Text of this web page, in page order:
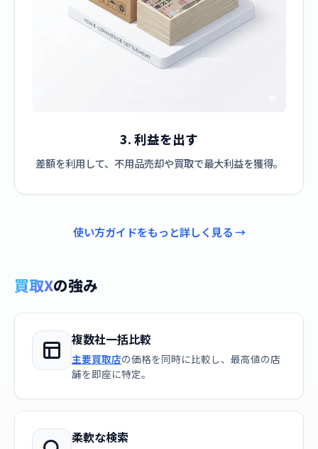
3. 利益を出す
差額を利用して、不用品売却や買取で最大利益を獲得。
使い方ガイドをもっと詳しく見る →
買取Xの強み
複数社一括比較
主要買取店の価格を同時に比較し、最高値の店
舗を即座に特定。
柔軟な検索